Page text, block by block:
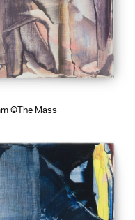
©The Mass